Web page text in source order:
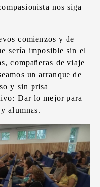
nos siga
comienzos y de
sería imposible sin el
compañeras de viaje
un arranque de
y sin prisa
Dar lo mejor para
alumnas.